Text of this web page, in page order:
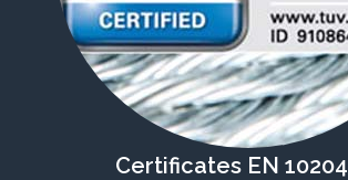
Certificates EN 10204